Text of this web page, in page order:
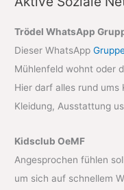
Trödel WhatsApp
Dieser WhatsApp
Mühlenfeld wohnt oder
Hier darf alles rund ums
Kleidung, Ausstattung
Kidsclub OeMF
Angesprochen fühlen
um sich auf schnellem